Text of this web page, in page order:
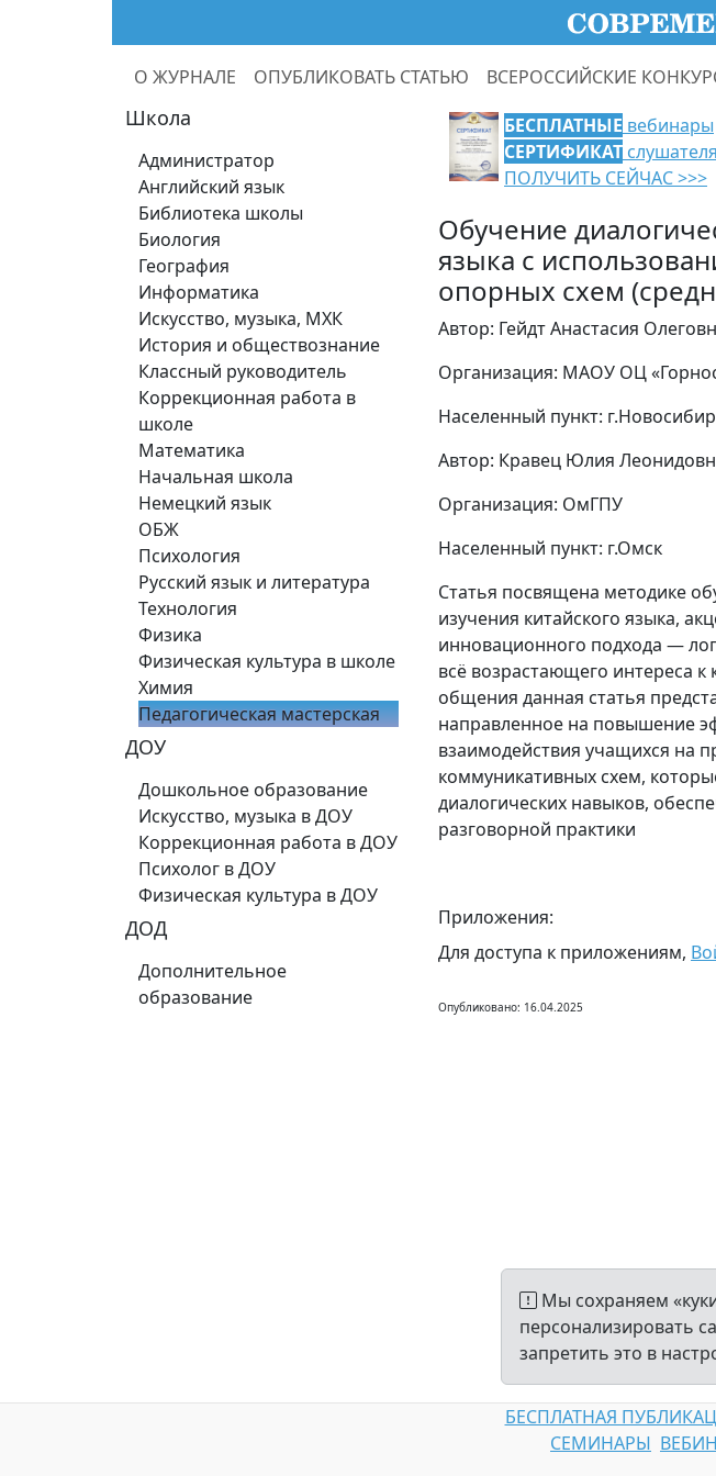
О ЖУРНАЛЕ ОПУБЛИКОВАТЬ СТАТЬЮ ВСЕРОССИЙСКИЕ
Школа
Администратор
Английский язык
Библиотека школы
Биология
География
Информатика
Искусство, музыка, МХК
История и обществознание
Классный руководитель
Коррекционная работа в
школе
Математика
Начальная школа
Немецкий язык
ОБЖ
Психология
Русский язык и литература
Технология
Физика
Физическая культура в школе
Химия
Педагогическая мастерская
ДОУ
Дошкольное образование
Искусство, музыка в ДОУ
Коррекционная работа в ДОУ
Психолог в ДОУ
Физическая культура в ДОУ
ДОД
Дополнительное
образование
БЕСПЛАТНЫЕ вебинары
СЕРТИФИКАТ слушателя
ПОЛУЧИТЬ СЕЙЧАС >>>
Обучение
языка с
опорных схем
Автор: Гейдт Анастасия
Организация: МАОУ ОЦ
Населенный пункт:
Автор: Кравец Юлия
Организация: ОмГПУ
Населенный пункт: г.Омск
Статья посвящена методике
изучения китайского языка,
инновационного подхода —
всё возрастающего интереса к
общения данная статья
направленное на повышение
взаимодействия учащихся на
коммуникативных схем,
диалогических навыков,
разговорной практики
Приложения:
Для доступа к приложениям,
Опубликовано: 16.04.2025
Мы сохраняем
персонализировать
запретить это в
БЕСПЛАТНАЯ
СЕМИНАРЫ